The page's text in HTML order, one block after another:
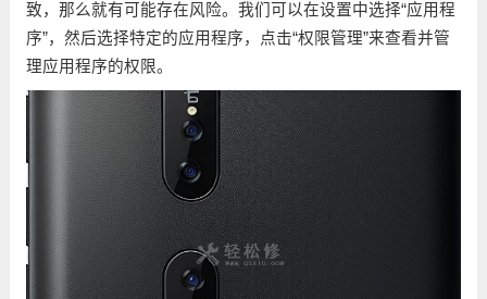
致，那么就有可能存在风险。我们可以在设置中选择“应用程
序”，然后选择特定的应用程序，点击“权限管理”来查看并管
理应用程序的权限。